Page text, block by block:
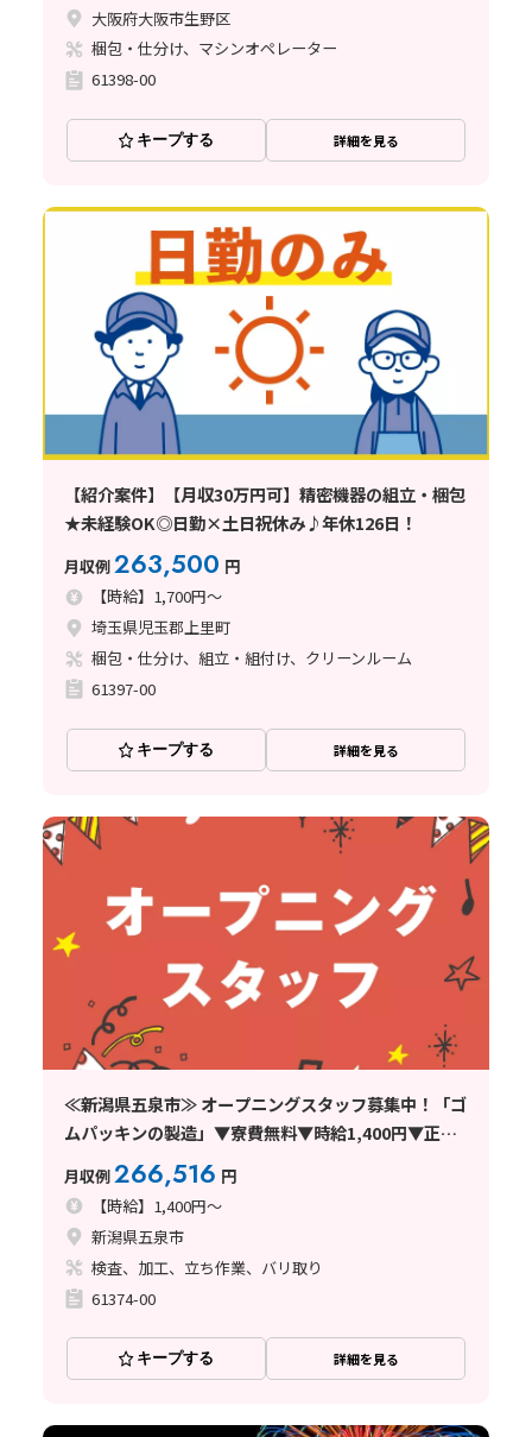
大阪府大阪市生野区
梱包・仕分け、マシンオペレーター
61398-00
キープする 詳細を見る
【紹介案件】【月収30万円可】精密機器の組立・梱包
★未経験OK◎日勤×土日祝休み♪年休126日！
月収例263,500 円
【時給】1,700円～
埼玉県児玉郡上里町
梱包・仕分け、組立・組付け、クリーンルーム
61397-00
キープする 詳細を見る
≪新潟県五泉市≫ オープニングスタッフ募集中！「ゴ
ムパッキンの製造」▼寮費無料▼時給1,400円▼正社
員登用あり
月収例266,516 円
【時給】1,400円～
新潟県五泉市
検査、加工、立ち作業、バリ取り
61374-00
キープする 詳細を見る